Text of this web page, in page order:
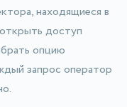
находящиеся в
доступ
опцию
запрос оператор